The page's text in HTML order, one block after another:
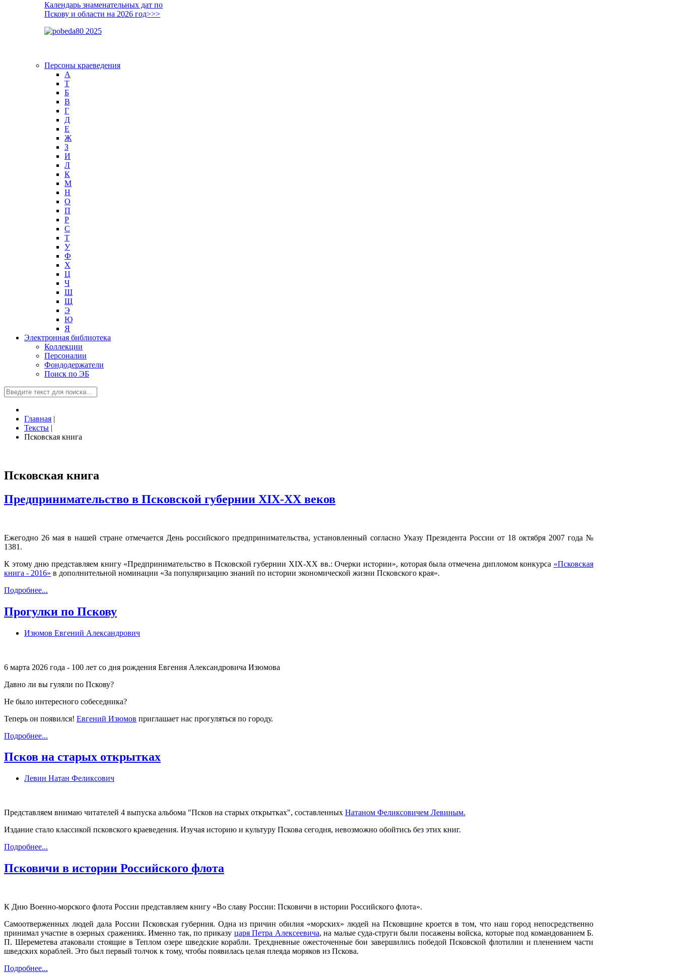
Календарь знаменательных дат по
Пскову и области на 2026 год>>>
Персоны краеведения
А
T
Б
В
Г
Д
Е
Ж
З
И
Л
К
М
Н
О
П
Р
С
Т
У
Ф
Х
Ц
Ч
Ш
Щ
Э
Ю
Я
Электронная библиотека
Коллекции
Персоналии
Фондодержатели
Поиск по ЭБ
Главная |
Тексты |
Псковская книга
Псковская книга
Предпринимательство в Псковской губернии XIX-XX веков
Ежегодно 26 мая в нашей стране отмечается День российского предпринимательства, установленный согласно Указу Президента России от 18 октября 2007 года №
1381.
К этому дню представляем книгу «Предпринимательство в Псковской губернии XIX-XX вв.: Очерки истории», которая была отмечена дипломом конкурса «Псковская
книга - 2016» в дополнительной номинации «За популяризацию знаний по истории экономической жизни Псковского края».
Подробнее...
Прогулки по Пскову
Изюмов Евгений Александрович
6 марта 2026 года - 100 лет со дня рождения Евгения Александровича Изюмова
Давно ли вы гуляли по Пскову?
Не было интересного собеседника?
Теперь он появился! Евгений Изюмов приглашает нас прогуляться по городу.
Подробнее...
Псков на старых открытках
Левин Натан Феликсович
Представляем внимаю читателей 4 выпуска альбома "Псков на старых открытках", составленных Натаном Феликсовичем Левиным.
Издание стало классикой псковского краеведения. Изучая историю и культуру Пскова сегодня, невозможно обойтись без этих книг.
Подробнее...
Псковичи в истории Российского флота
К Дню Военно-морского флота России представляем книгу «Во славу России: Псковичи в истории Российского флота».
Самоотверженных людей дала России Псковская губерния. Одна из причин обилия «морских» людей на Псковщине кроется в том, что наш город непосредственно
принимал участие в озерных сражениях. Именно так, по приказу царя Петра Алексеевича, на малые суда-струги были посажены войска, которые под командованием Б.
П. Шереметева атаковали стоящие в Теплом озере шведские корабли. Трехдневные ожесточенные бои завершились победой Псковской флотилии и пленением части
шведских кораблей. Это был первый толчок к тому, чтобы появилась целая плеяда моряков из Пскова.
Подробнее...